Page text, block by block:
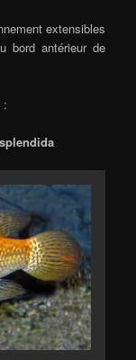
extensibles
bord antérieur de
; 10 à 13 :